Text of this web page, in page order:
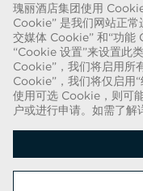
瑰丽酒店集团使用
Cookie” 是我们网站正
交媒体 Cookie” 和“功能
“Cookie 设置”来设置此
Cookie”，我们将启用所
Cookie”，我们将仅启用
使用可选 Cookie，则可
户或进行申请。如需了解
我们已得知近期出现一种欺
店集团的聘用合同。这些人
施此类招揽行动。被欺诈的
完成聘用流程。这些招聘属
何形式的付款。